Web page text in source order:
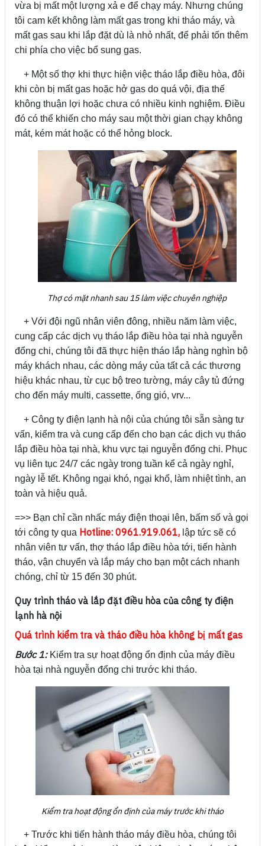
vừa bị mất một lượng xả e để chạy máy. Nhưng chúng
tôi cam kết không làm mất gas trong khi tháo máy, và
mất gas sau khi lắp đặt dù là nhỏ nhất, để phải tốn thêm
chi phía cho việc bổ sung gas.
+ Một số thợ khi thực hiện việc tháo lắp điều hòa, đôi
khi còn bị mất gas hoặc hở gas do quá vội, địa thế
không thuận lợi hoặc chưa có nhiều kinh nghiệm. Điều
đó có thể khiến cho máy sau một thời gian chạy không
mát, kém mát hoặc có thể hỏng block.
Thợ có mặt nhanh sau 15 làm việc chuyên nghiệp
+ Với đội ngũ nhân viên đông, nhiều năm làm việc,
cung cấp các dịch vụ tháo lắp điều hòa tại nhà nguyễn
đổng chi, chúng tôi đã thực hiện tháo lắp hàng nghìn bộ
máy khách nhau, các dòng máy của tất cả các thương
hiệu khác nhau, từ cục bộ treo tường, máy cây tủ đứng
cho đến máy multi, cassette, ống gió, vrv...
+ Công ty điện lạnh hà nội của chúng tôi sẵn sàng tư
vấn, kiểm tra và cung cấp đến cho bạn các dịch vụ tháo
lắp điều hòa tại nhà, khu vực tại nguyễn đổng chi. Phục
vụ liên tục 24/7 các ngày trong tuần kể cả ngày nghỉ,
ngày lễ tết. Không ngại khó, ngại khổ, làm nhiệt tình, an
toàn và hiệu quả.
=>> Bạn chỉ cần nhấc máy điện thoại lên, bấm số và gọi
tới công ty qua Hotline: 0961.919.061, lập tức sẽ có
nhân viên tư vấn, thợ tháo lắp điều hòa tới, tiến hành
tháo, vận chuyển và lắp máy cho bạn một cách nhanh
chóng, chỉ từ 15 đến 30 phút.
Quy trình tháo và lắp đặt điều hòa của công ty điện
lạnh hà nội
Quá trình kiểm tra và tháo điều hòa không bị mất gas
Bước 1:Kiểm tra sự hoạt động ổn định của máy điều
hòa tại nhà nguyễn đổng chi trước khi tháo.
Kiểm tra hoạt động ổn định của máy trước khi tháo
+ Trước khi tiến hành tháo máy điều hòa, chúng tôi